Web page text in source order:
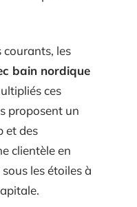
courants, les
bain nordique
ces
proposent un
et des
clientèle en
les étoiles à